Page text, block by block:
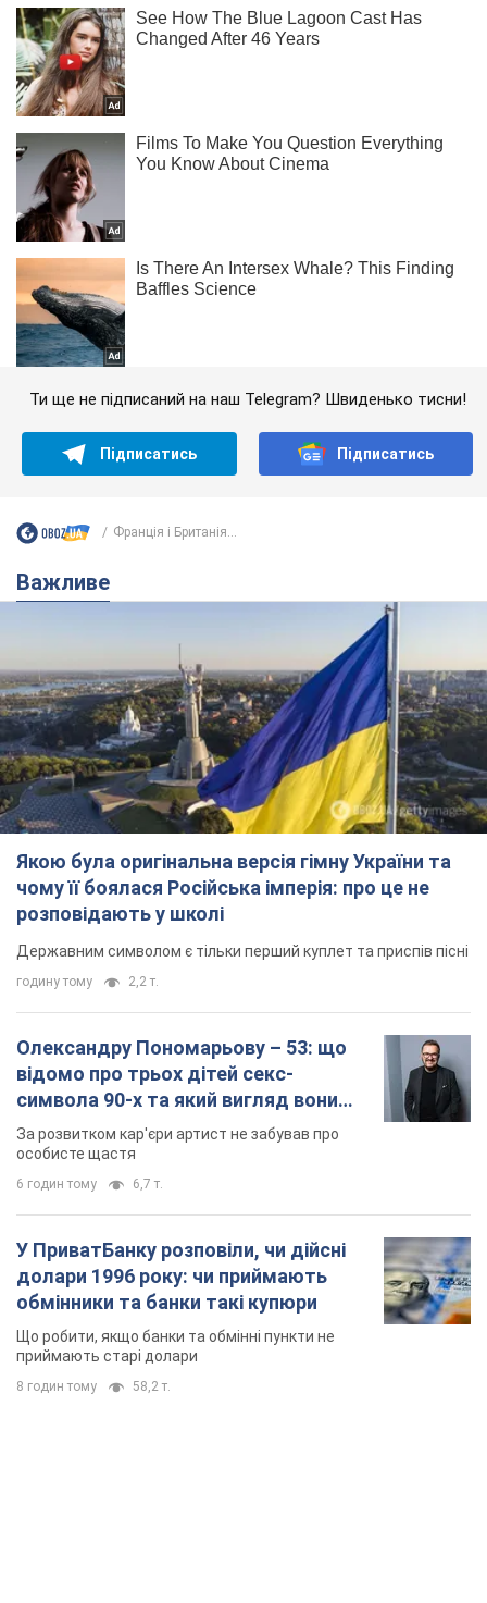
Ти ще не підписаний на наш Telegram? Швиденько тисни!
Підписатись Підписатись
Франція і Британія...
Важливе
Якою була оригінальна версія гімну України та
чому її боялася Російська імперія: про це не
розповідають у школі
Державним символом є тільки перший куплет та приспів пісні
годину тому 2,2 т.
Олександру Пономарьову – 53: що
відомо про трьох дітей секс-
символа 90-х та який вигляд вони
мають
За розвитком кар'єри артист не забував про
особисте щастя
6 годин тому 6,7 т.
У ПриватБанку розповіли, чи дійсні
долари 1996 року: чи приймають
обмінники та банки такі купюри
Що робити, якщо банки та обмінні пункти не
приймають старі долари
8 годин тому 58,2 т.